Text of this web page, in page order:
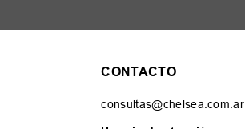
CONTACTO
consultas@chelsea.com.ar